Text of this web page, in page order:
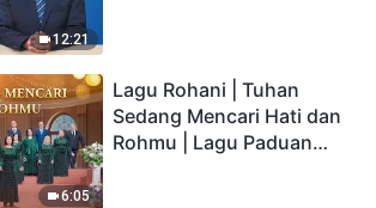
12:21
6:05
Lagu Rohani | Tuhan
Sedang Mencari Hati dan
Rohmu | Lagu Paduan